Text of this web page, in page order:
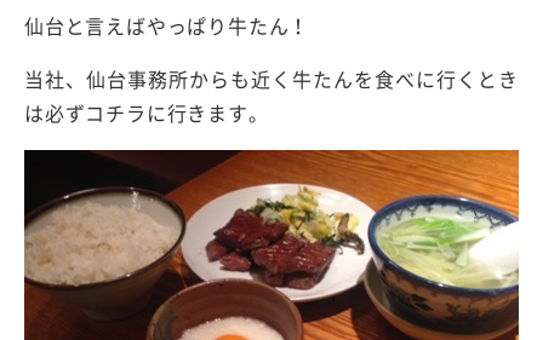
仙台と言えばやっぱり牛たん！
当社、仙台事務所からも近く牛たんを食べに行くとき
は必ずコチラに行きます。